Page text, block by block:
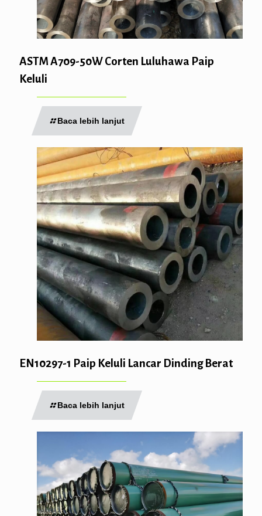
ASTM A709-50W Corten Luluhawa Paip
Keluli
Baca lebih lanjut
EN10297-1 Paip Keluli Lancar Dinding Berat
Baca lebih lanjut